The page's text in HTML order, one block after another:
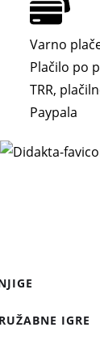
Varno
Plačilo po
TRR,
Paypala
IGRE